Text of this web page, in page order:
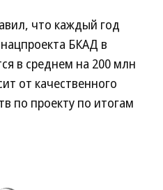
что каждый год
БКАД в
в среднем на 200 млн
от качественного
по проекту по итогам